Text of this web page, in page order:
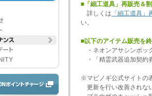
■「細工道具」再販売＆
詳しくは 「細工道具
い。
■以下のアイテム販売を終
・ネオンアサシンボッ
・「精霊武器追加契約
※マビノギ公式サイトの
更新を行い改善されな